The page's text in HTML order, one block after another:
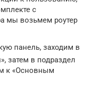
с
мы возьмем роутер
панель, заходим в
затем в подраздел
к «Основным